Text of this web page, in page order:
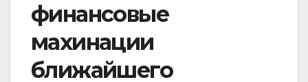
финансовые
махинации
ближайшего